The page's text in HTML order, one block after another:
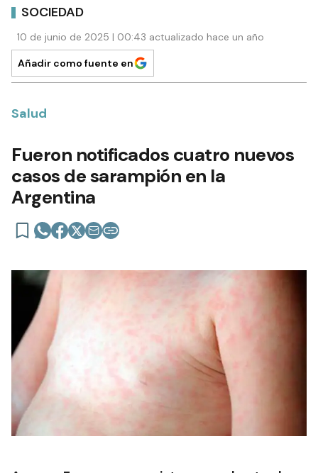
SOCIEDAD
10 de junio de 2025 | 00:43 actualizado hace un año
Añadir como fuente en
Salud
Fueron notificados cuatro nuevos
casos de sarampión en la
Argentina